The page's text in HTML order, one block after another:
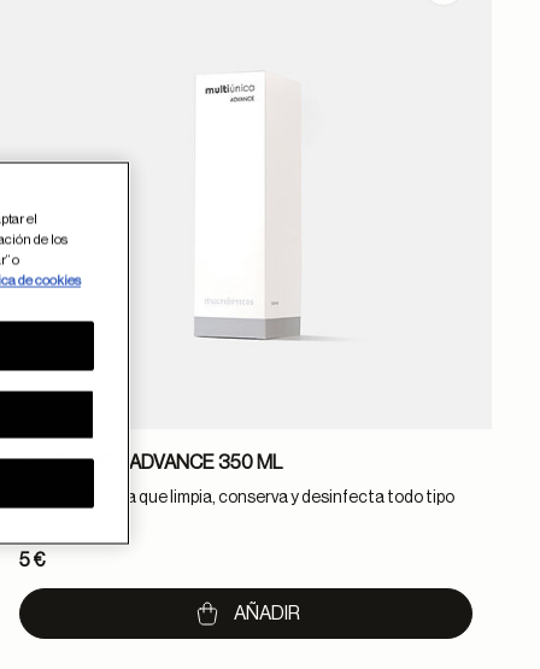
MULTIÚNICA ADVANCE 350 ML
Solución líquida que limpia, conserva y desinfecta todo tipo
5 €
AÑADIR
el
de los
o
de cookies